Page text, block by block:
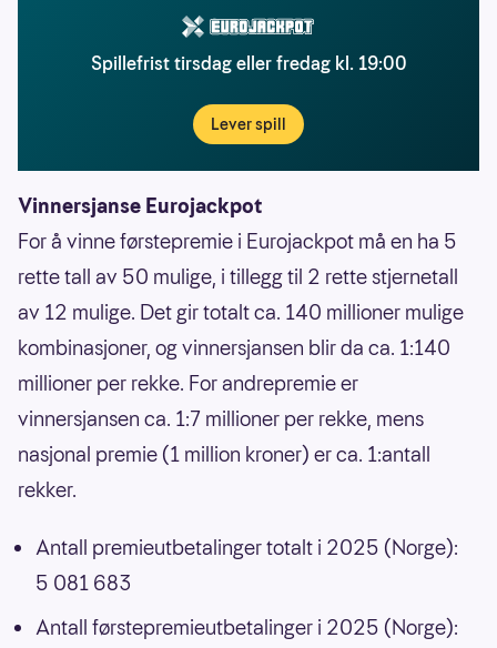
Spillefrist tirsdag eller fredag kl. 19:00
Lever spill
Vinnersjanse Eurojackpot
For å vinne førstepremie i Eurojackpot må en ha 5
rette tall av 50 mulige, i tillegg til 2 rette stjernetall
av 12 mulige. Det gir totalt ca. 140 millioner mulige
kombinasjoner, og vinnersjansen blir da ca. 1:140
millioner per rekke. For andrepremie er
vinnersjansen ca. 1:7 millioner per rekke, mens
nasjonal premie (1 million kroner) er ca. 1:antall
rekker.
Antall premieutbetalinger totalt i 2025 (Norge):
5 081 683
Antall førstepremieutbetalinger i 2025 (Norge):